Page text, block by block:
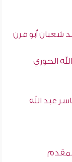
شعبان أبو قرن
الحوري
عبد الله